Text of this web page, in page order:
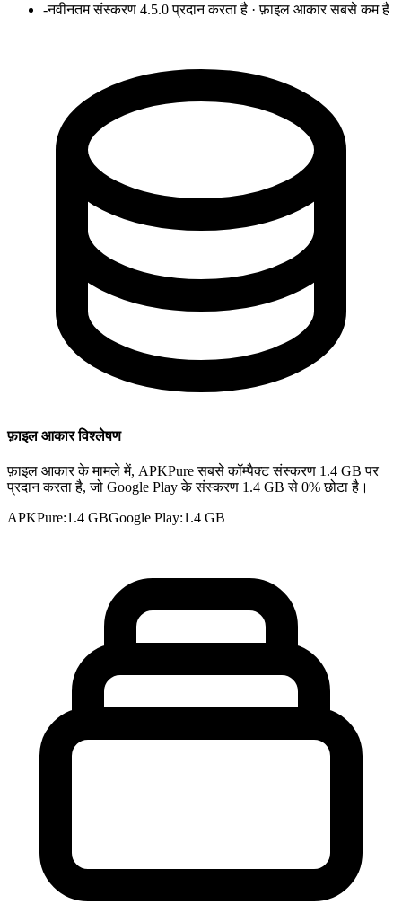
-नवीनतम संस्करण 4.5.0 प्रदान करता है · फ़ाइल आकार सबसे कम है
फ़ाइल आकार विश्लेषण
फ़ाइल आकार के मामले में, APKPure सबसे कॉम्पैक्ट संस्करण 1.4 GB पर
प्रदान करता है, जो Google Play के संस्करण 1.4 GB से 0% छोटा है।
APKPure:1.4 GBGoogle Play:1.4 GB